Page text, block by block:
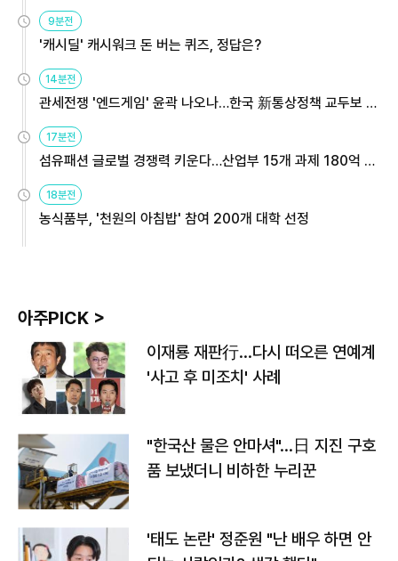
9분전
'캐시딜' 캐시워크 돈 버는 퀴즈, 정답은?
14분전
관세전쟁 '엔드게임' 윤곽 나오나…한국 新통상정책 교두보 활
용해야
17분전
섬유패션 글로벌 경쟁력 키운다…산업부 15개 과제 180억 지
원
18분전
농식품부, '천원의 아침밥' 참여 200개 대학 선정
아주PICK >
이재룡 재판行…다시 떠오른 연예계
'사고 후 미조치' 사례
"한국산 물은 안마셔"…日 지진 구호
품 보냈더니 비하한 누리꾼
'태도 논란' 정준원 "난 배우 하면 안